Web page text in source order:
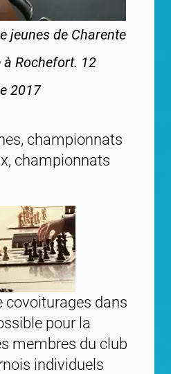
jeunes de Charente
Rochefort. 12
2017
championnats
championnats
covoiturages dans
pour la
membres du club
individuels